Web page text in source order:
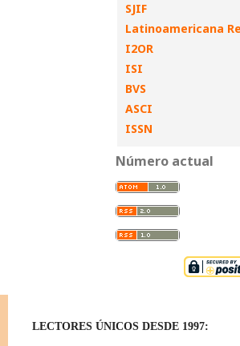
SJIF
Latinoamericana
I2OR
ISI
BVS
ASCI
ISSN
Número actual
LECTORES ÚNICOS DESDE 1997: